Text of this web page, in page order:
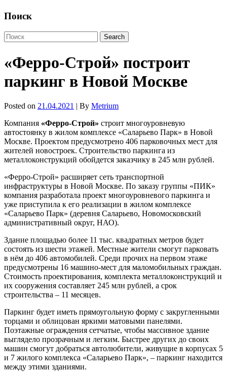
Поиск
«Ферро-Строй» построит
паркинг в Новой Москве
Posted on 21.04.2021 | By Metrium
Компания «Ферро-Строй» строит многоуровневую
автостоянку в жилом комплексе «Саларьево Парк» в Новой
Москве. Проектом предусмотрено 406 парковочных мест для
жителей новостроек. Строительство паркинга из
металлоконструкций обойдется заказчику в 245 млн рублей.
«Ферро-Строй» расширяет сеть транспортной
инфраструктуры в Новой Москве. По заказу группы «ПИК»
компания разработала проект многоуровневого паркинга и
уже приступила к его реализации в жилом комплексе
«Саларьево Парк» (деревня Саларьево, Новомосковский
административный округ, НАО).
Здание площадью более 11 тыс. квадратных метров будет
состоять из шести этажей. Местные жители смогут парковать
в нём до 406 автомобилей. Среди прочих на первом этаже
предусмотрены 16 машино-мест для маломобильных граждан.
Стоимость проектирования, комплекта металлоконструкций и
их сооружения составляет 245 млн рублей, а срок
строительства – 11 месяцев.
Паркинг будет иметь прямоугольную форму с закругленными
торцами и облицован яркими матовыми панелями.
Поэтажные ограждения сетчатые, чтобы массивное здание
выглядело прозрачным и легким. Быстрее других до своих
машин смогут добраться автолюбители, живущие в корпусах 5
и 7 жилого комплекса «Саларьево Парк», – паркинг находится
между этими зданиями.